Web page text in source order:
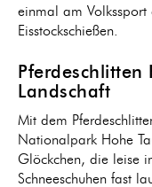
einmal am Volkssport
Eisstockschießen.
Landschaft
Mit dem
Nationalpark Hohe
Glöckchen, die leise
Schneeschuhen fast